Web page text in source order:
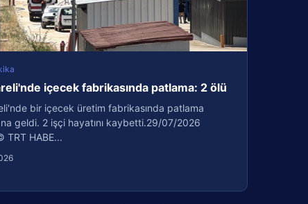
içecek fabrikasında patlama: 2 ölü
bir içecek üretim fabrikasında patlama
geldi. 2 işçi hayatını kaybetti.29/07/2026
TRT HABE...